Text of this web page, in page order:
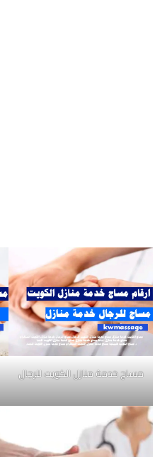
مساج خدمة منازل الكويت للرجال